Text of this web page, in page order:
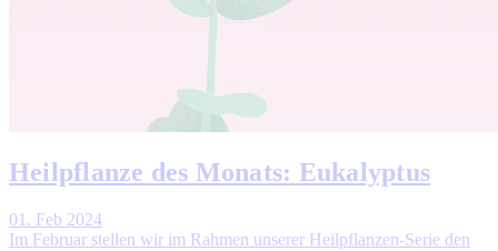
Heilpflanze des Monats: Eukalyptus
01. Feb 2024
Im Februar stellen wir im Rahmen unserer Heilpflanzen-Serie den